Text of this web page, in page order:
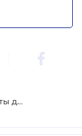
Правительство планирует увеличить гранты для молодых предпринимателей до 200 тыс. грн